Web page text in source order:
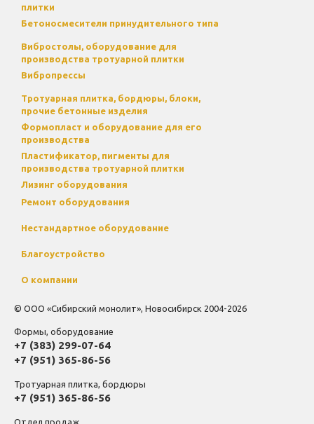
плитки
Бетоносмесители принудительного типа
Вибростолы, оборудование для
производства тротуарной плитки
Вибропрессы
Тротуарная плитка, бордюры, блоки,
прочие бетонные изделия
Формопласт и оборудование для его
производства
Пластификатор, пигменты для
производства тротуарной плитки
Лизинг оборудования
Ремонт оборудования
Нестандартное оборудование
Благоустройство
О компании
© ООО «Сибирский монолит», Новосибирск 2004-2026
Формы, оборудование
+7 (383) 299-07-64
+7 (951) 365-86-56
Тротуарная плитка, бордюры
+7 (951) 365-86-56
Отдел продаж